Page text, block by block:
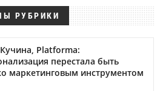
РУБРИКИ
Platforma:
перестала быть
маркетинговым инструментом